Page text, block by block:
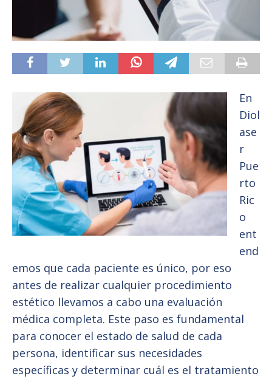
En
Diol
ase
r
Pue
rto
Ric
o
ent
end
emos que cada paciente es único, por eso
antes de realizar cualquier procedimiento
estético llevamos a cabo una evaluación
médica completa. Este paso es fundamental
para conocer el estado de salud de cada
persona, identificar sus necesidades
específicas y determinar cuál es el tratamiento